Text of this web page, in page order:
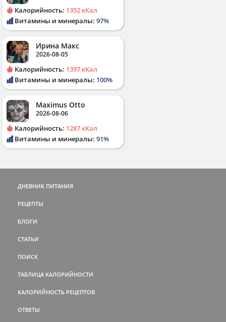
Калорийность: 1352 кКал
Витамины и минералы: 97%
Ирина Макс
2026-08-05
Калорийность: 1397 кКал
Витамины и минералы: 100%
Maximus Otto
2026-08-06
Калорийность: 1287 кКал
Витамины и минералы: 91%
ДНЕВНИК ПИТАНИЯ
РЕЦЕПТЫ
БЛОГИ
СТАТЬИ
ПОИСК
ТАБЛИЦА КАЛОРИЙНОСТИ
КАЛОРИЙНОСТЬ РЕЦЕПТОВ
ОТВЕТЫ